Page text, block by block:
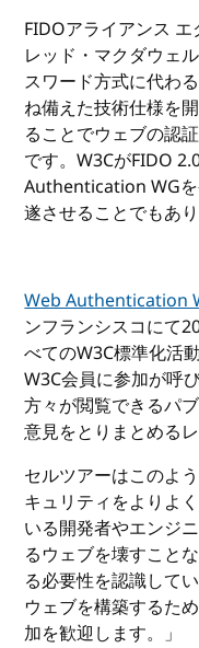
FIDOアライアンス
レッド・マクダウェ
スワード方式に代わ
ね備えた技術仕様を
ることでウェブの認
です。W3CがFIDO
Authentication WG
遂させることでもあ
Web Authentication
ンフランシスコにて
べてのW3C標準化活
W3C会員に参加が呼
方々が閲覧できるパ
意見をとりまとめる
セルツアーはこのよ
キュリティをよりよ
いる開発者やエンジ
るウェブを壊すこと
る必要性を認識して
ウェブを構築するた
加を歓迎します。」